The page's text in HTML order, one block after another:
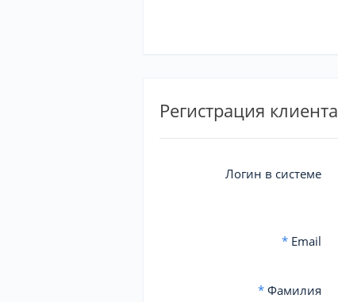
Регистрация клиента
Логин в системе
*Email
*Фамилия